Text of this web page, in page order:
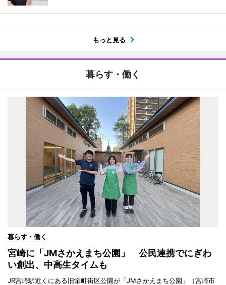
もっと見る
暮らす・働く
暮らす・働く
宮崎に「JMさかえまち公園」 公民連携でにぎわ
い創出、中高生タイムも
JR宮崎駅近くにある旧栄町街区公園が「JMさかえまち公園」（宮崎市